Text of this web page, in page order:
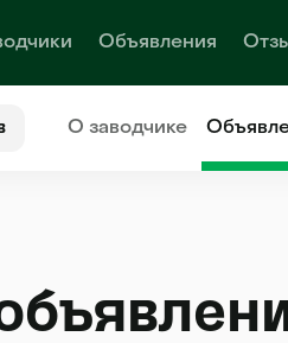
Объявления
О заводчике